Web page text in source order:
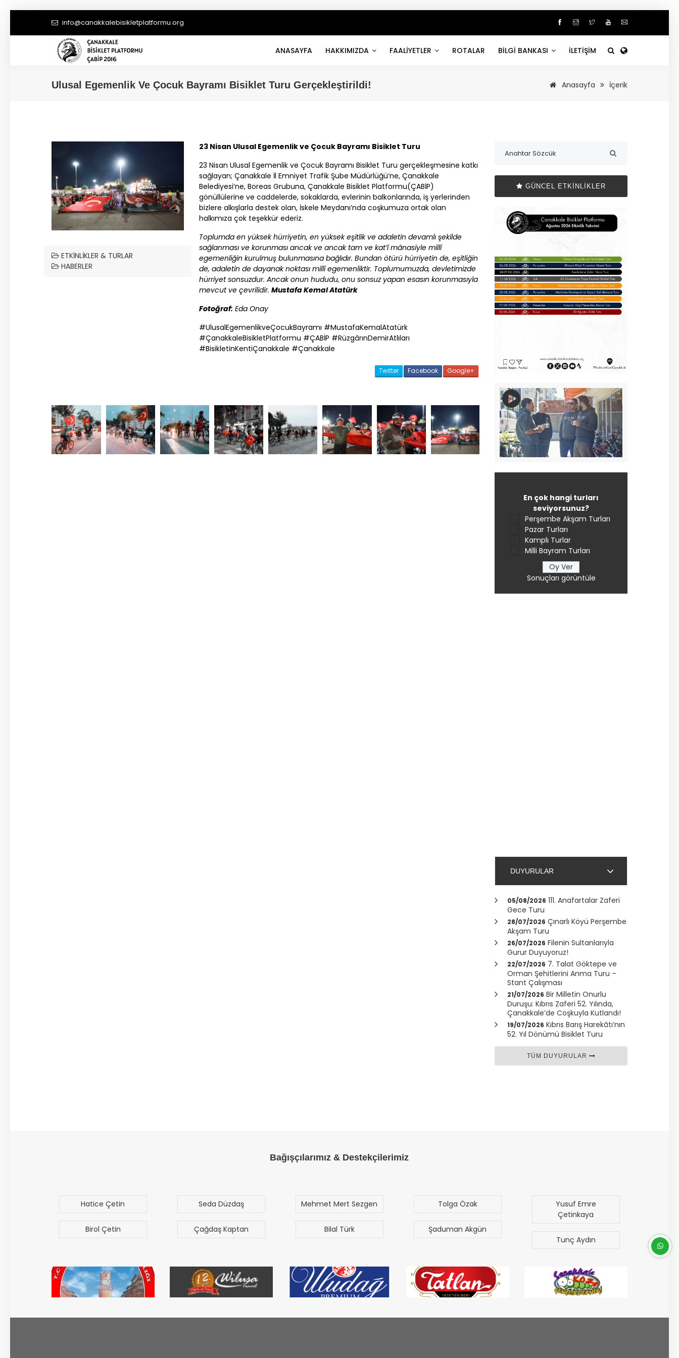
info@canakkalebisikletplatformu.org
ANASAYFA HAKKIMIZDA FAALİYETLER ROTALAR BİLGİ BANKASI İLETİŞİM
Ulusal Egemenlik Ve Çocuk Bayramı Bisiklet Turu Gerçekleştirildi! Anasayfa İçerik
ETKINLIKLER & TURLAR
HABERLER
23 Nisan Ulusal Egemenlik ve Çocuk Bayramı Bisiklet Turu
23 Nisan Ulusal Egemenlik ve Çocuk Bayramı Bisiklet Turu gerçekleşmesine katkı
sağlayan;Çanakkale İl Emniyet Trafik Şube Müdürlüğü’ne,Çanakkale
Belediyesi’ne, Boreas Grubuna,Çanakkale Bisiklet Platformu(ÇABİP)
gönüllülerine ve caddelerde, sokaklarda, evlerinin balkonlarında, iş yerlerinden
bizlere alkışlarla destek olan, İskele Meydanı’nda coşkumuza ortak olan
halkımıza çok teşekkür ederiz.
Toplumda en yüksek hürriyetin, en yüksek eşitlik ve adaletin devamlı şekilde
sağlanması ve korunması ancak ve ancak tam ve kat’î mânasiyle millî
egemenliğin kurulmuş bulunmasına bağlıdır. Bundan ötürü hürriyetin de, eşitliğin
de, adaletin de dayanak noktası millî egemenliktir. Toplumumuzda, devletimizde
hürriyet sonsuzdur. Ancak onun hududu, onu sonsuz yapan esasın korunmasıyla
mevcut ve çevrilidir.Mustafa Kemal Atatürk
Fotoğraf: Eda Onay
#UlusalEgemenlikveÇocukBayramı #MustafaKemalAtatürk
#ÇanakkaleBisikletPlatformu #ÇABİP #RüzgârınDemirAtlıları
#BisikletinKentiÇanakkale #Çanakkale
Twitter Facebook Google+
GÜNCEL ETKINLIKLER
En çok hangi turları
seviyorsunuz?
Perşembe Akşam Turları
Pazar Turları
Kamplı Turlar
Milli Bayram Turları
Sonuçları görüntüle
DUYURULAR
05/08/2026 111. Anafartalar Zaferi
Gece Turu
28/07/2026 Çınarlı Köyü Perşembe
Akşam Turu
26/07/2026 Filenin Sultanlarıyla
Gurur Duyuyoruz!
22/07/2026 7. Talat Göktepe ve
Orman Şehitlerini Anma Turu –
Stant Çalışması
21/07/2026 Bir Milletin Onurlu
Duruşu: Kıbrıs Zaferi 52. Yılında,
Çanakkale’de Coşkuyla Kutlandı!
19/07/2026 Kıbrıs Barış Harekâtı’nın
52. Yıl Dönümü Bisiklet Turu
TÜM DUYURULAR
Bağışçılarımız & Destekçilerimiz
Hatice Çetin
Birol Çetin
Seda Düzdaş
Çağdaş Kaptan
Mehmet Mert Sezgen
Bilal Türk
Tolga Özak
Şaduman Akgün
Yusuf Emre
Çetinkaya
Tunç Aydın